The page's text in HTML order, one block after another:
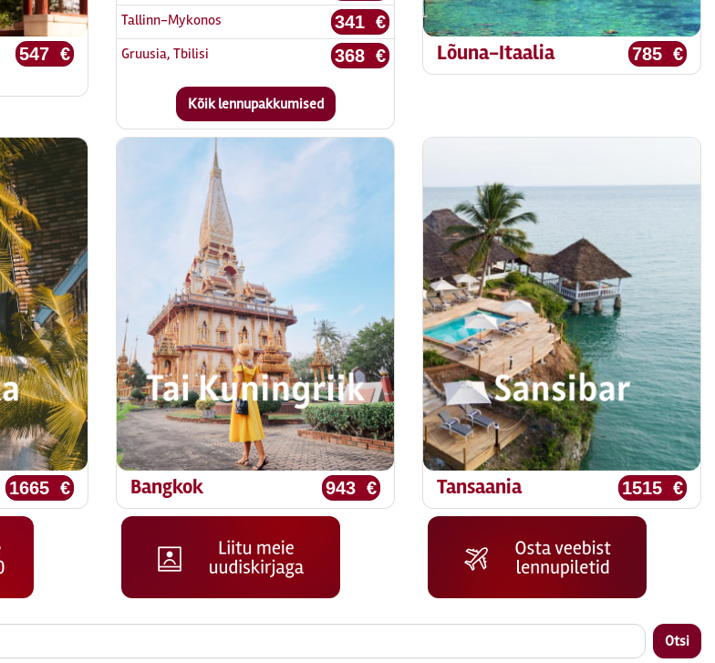
547 €
Tallinn-Mykonos 341 €
Gruusia, Tbilisi 368 € 785 €
Lõuna-Itaalia
1665 € 943 €
Bangkok 1515 €
Tansaania
Otsi